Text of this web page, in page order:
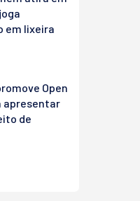
em lixeira
Open
apresentar
de